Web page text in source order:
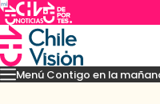
Menú Contigo en la
MomentosReportajes
Imperdibles